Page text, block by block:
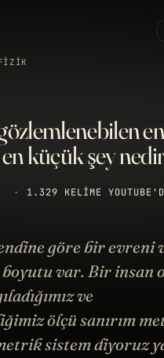
küçük şey
· 1.329 KELIME
göre bir evreni
var. Bir insan
ve
ölçü sanırım
sistem diyoruz